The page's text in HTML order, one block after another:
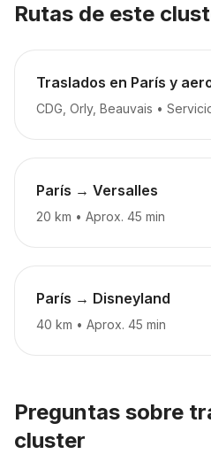
Rutas de este
Traslados en París y
CDG, Orly, Beauvais •
París → Versalles
20 km • Aprox. 45 min
París → Disneyland
40 km • Aprox. 45 min
Preguntas sobre
cluster